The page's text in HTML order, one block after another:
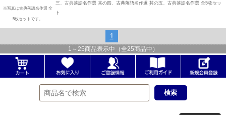
※写真は古典落語名作選 全
5枚セットです。
三、古典落語名作選 其の四、古典落語名作選 其の五、古典落語名作選 全5枚セッ
ト
1
1 ～ 25商品表示中（全25商品中）